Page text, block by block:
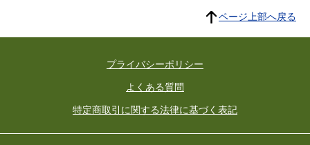
ページ上部へ戻る
プライバシーポリシー
よくある質問
特定商取引に関する法律に基づく表記